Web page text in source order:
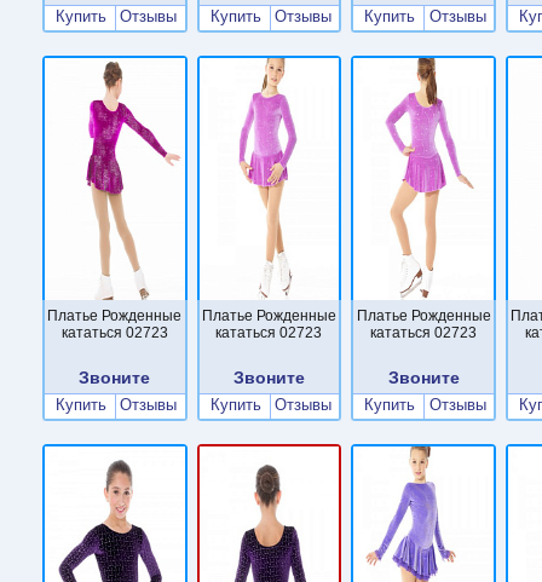
Купить Отзывы Купить Отзывы Купить Отзывы
Платье Рожденные
кататься 02723
Звоните
Купить Отзывы
Платье Рожденные
кататься 02723
Звоните
Купить Отзывы
Платье Рожденные
кататься 02723
Звоните
Купить Отзывы